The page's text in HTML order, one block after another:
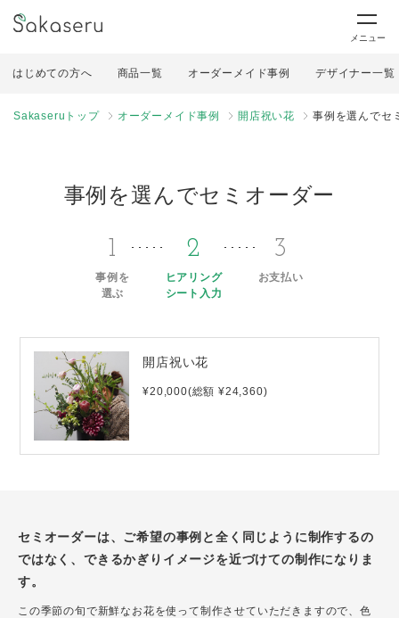
メニュー
はじめての方へ 商品一覧 オーダーメイド事例 デザイナー一覧
Sakaseruトップ オーダーメイド事例 開店祝い花 事例を選んでセ
事例を選んでセミオーダー
1
事例を
選ぶ
2
ヒアリング
シート入力
3
お支払い
開店祝い花
¥20,000(総額 ¥24,360)
セミオーダーは、ご希望の事例と全く同じように制作するの
ではなく、できるかぎりイメージを近づけての制作になりま
す。
この季節の旬で新鮮なお花を使って制作させていただきますので、色